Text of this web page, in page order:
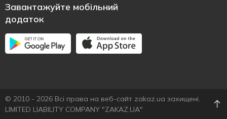
Завантажуйте мобільний
додаток
© 2010 - 2026 Всі права на веб-сайт zakaz.ua захищені.
LIMITED LIABILITY COMPANY "ZAKAZ.UA"